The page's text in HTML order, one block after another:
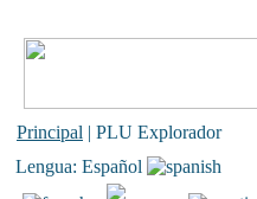
Principal | PLU Explorador
Lengua: Español